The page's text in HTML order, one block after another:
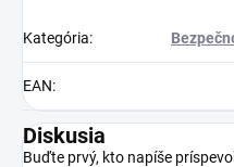
Kategória:
EAN:
Diskusia
Buďte prvý, kto napíše